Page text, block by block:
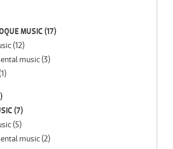
MUSIC(17)
(12)
music(3)
(7)
(5)
music(2)